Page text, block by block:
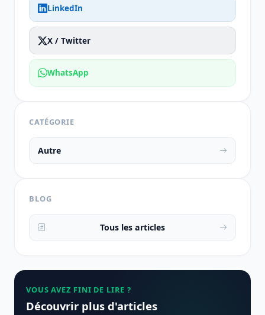
LinkedIn
X / Twitter
WhatsApp
CATÉGORIE
Autre
BLOG
Tous les articles
VOUS AVEZ FINI DE LIRE ?
Découvrir plus d'articles